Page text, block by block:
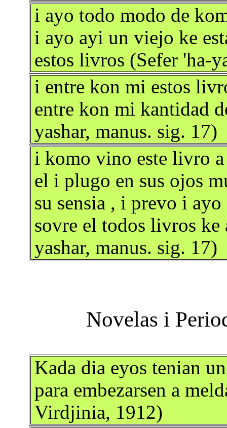
i ayo todo modo de
i ayo ayi un viejo ke
estos livros (Sefer 'ha-
i entre kon mi estos
entre kon mi kantidad
yashar, manus. sig. 17)
i komo vino este livro
el i plugo en sus ojos
su sensia , i prevo i
sovre el todos livros ke
yashar, manus. sig. 17)
Kada dia eyos tenian
para embezarsen a
Virdjinia, 1912)